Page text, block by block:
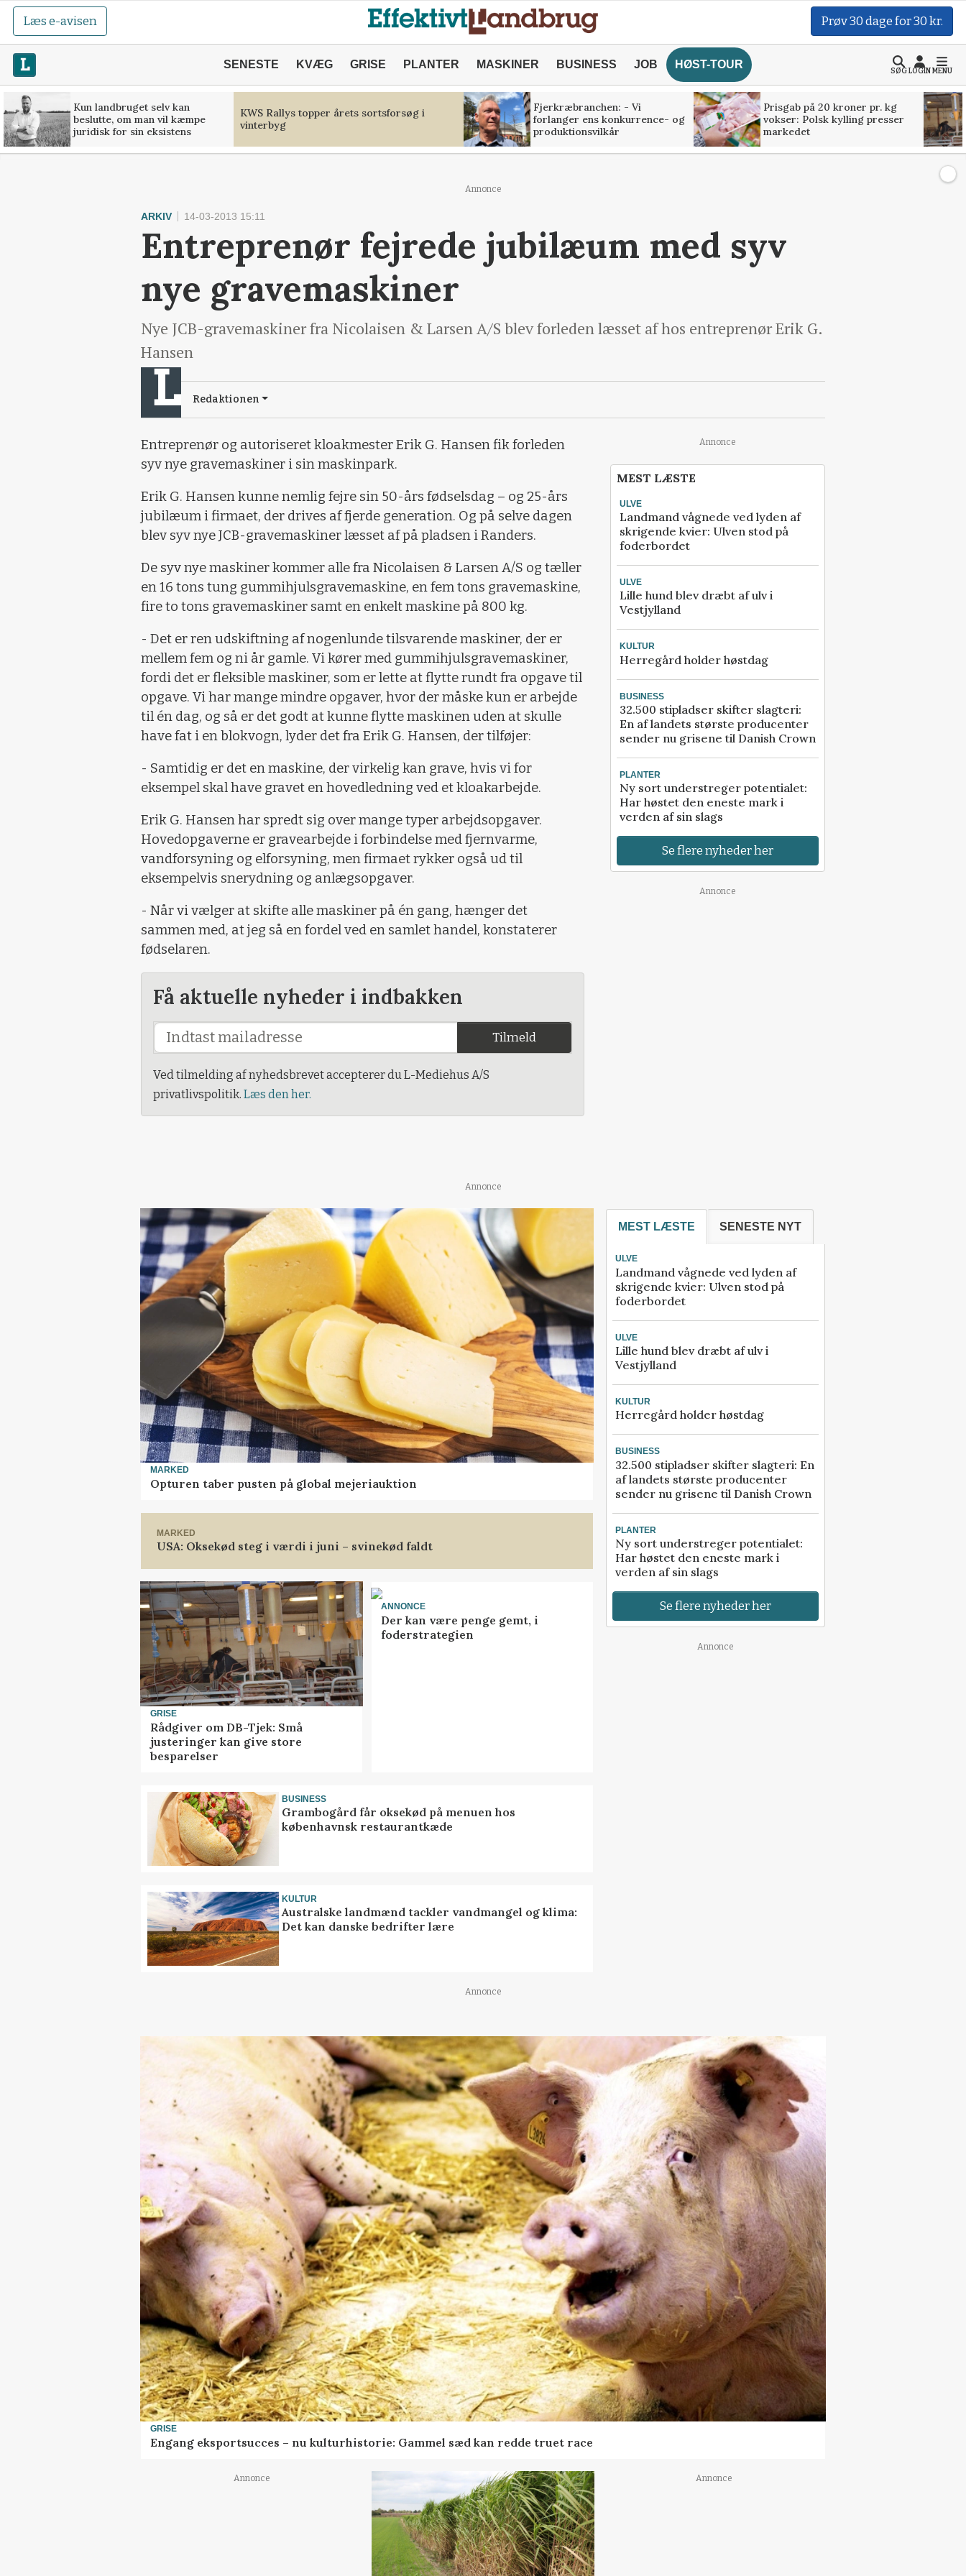
Læs e-avisen Prøv 30 dage for 30 kr.
SENESTE KVÆG GRISE PLANTER MASKINER BUSINESS JOB HØST-TOUR
SØGLOGINMENU
Kun landbruget selv kan
beslutte, om man vil kæmpe
juridisk for sin eksistens
KWS Rallys topper årets sortsforsøg i
vinterbyg
Fjerkræbranchen: - Vi
forlanger ens konkurrence- og
produktionsvilkår
Prisgab på 20 kroner pr. kg
vokser: Polsk kylling presser
markedet
Annonce
ARKIV 14-03-2013 15:11
Entreprenør fejrede jubilæum med syv
nye gravemaskiner
Nye JCB-gravemaskiner fra Nicolaisen & Larsen A/S blev forleden læsset af hos entreprenør Erik G.
Hansen
Redaktionen
Entreprenør og autoriseret kloakmester Erik G. Hansen fik forleden
syv nye gravemaskiner i sin maskinpark.
Erik G. Hansen kunne nemlig fejre sin 50-års fødselsdag – og 25-års
jubilæum i firmaet, der drives af fjerde generation. Og på selve dagen
blev syv nye JCB-gravemaskiner læsset af på pladsen i Randers.
De syv nye maskiner kommer alle fra Nicolaisen & Larsen A/S og tæller
en 16 tons tung gummihjulsgravemaskine, en fem tons gravemaskine,
fire to tons gravemaskiner samt en enkelt maskine på 800 kg.
- Det er ren udskiftning af nogenlunde tilsvarende maskiner, der er
mellem fem og ni år gamle. Vi kører med gummihjulsgravemaskiner,
fordi det er fleksible maskiner, som er lette at flytte rundt fra opgave til
opgave. Vi har mange mindre opgaver, hvor der måske kun er arbejde
til én dag, og så er det godt at kunne flytte maskinen uden at skulle
have fat i en blokvogn, lyder det fra Erik G. Hansen, der tilføjer:
- Samtidig er det en maskine, der virkelig kan grave, hvis vi for
eksempel skal have gravet en hovedledning ved et kloakarbejde.
Erik G. Hansen har spredt sig over mange typer arbejdsopgaver.
Hovedopgaverne er gravearbejde i forbindelse med fjernvarme,
vandforsyning og elforsyning, men firmaet rykker også ud til
eksempelvis snerydning og anlægsopgaver.
- Når vi vælger at skifte alle maskiner på én gang, hænger det
sammen med, at jeg så en fordel ved en samlet handel, konstaterer
fødselaren.
Få aktuelle nyheder i indbakken
Tilmeld
Ved tilmelding af nyhedsbrevet accepterer du L-Mediehus A/S
privatlivspolitik. Læs den her.
Annonce
MEST LÆSTE
ULVE
Landmand vågnede ved lyden af
skrigende kvier: Ulven stod på
foderbordet
ULVE
Lille hund blev dræbt af ulv i
Vestjylland
KULTUR
Herregård holder høstdag
BUSINESS
32.500 stipladser skifter slagteri:
En af landets største producenter
sender nu grisene til Danish Crown
PLANTER
Ny sort understreger potentialet:
Har høstet den eneste mark i
verden af sin slags
Se flere nyheder her
Annonce
Annonce
MARKED
Opturen taber pusten på global mejeriauktion
MARKED
USA: Oksekød steg i værdi i juni – svinekød faldt
GRISE
Rådgiver om DB-Tjek: Små
justeringer kan give store
besparelser
ANNONCE
Der kan være penge gemt, i
foderstrategien
BUSINESS
Grambogård får oksekød på menuen hos
københavnsk restaurantkæde
KULTUR
Australske landmænd tackler vandmangel og klima:
Det kan danske bedrifter lære
MEST LÆSTE SENESTE NYT
ULVE
Landmand vågnede ved lyden af
skrigende kvier: Ulven stod på
foderbordet
ULVE
Lille hund blev dræbt af ulv i
Vestjylland
KULTUR
Herregård holder høstdag
BUSINESS
32.500 stipladser skifter slagteri: En
af landets største producenter
sender nu grisene til Danish Crown
PLANTER
Ny sort understreger potentialet:
Har høstet den eneste mark i
verden af sin slags
Se flere nyheder her
Annonce
Annonce
GRISE
Engang eksportsucces – nu kulturhistorie: Gammel sæd kan redde truet race
Annonce Annonce